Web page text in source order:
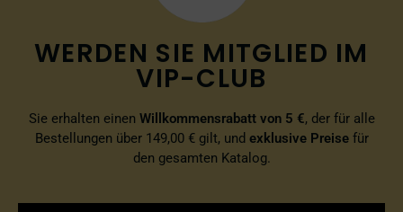
WERDEN SIE MITGLIED IM
VIP-CLUB
Sie erhalten einen Willkommensrabatt von 5 €, der für alle
Bestellungen über 149,00 € gilt, und exklusive Preisefür
den gesamten Katalog.